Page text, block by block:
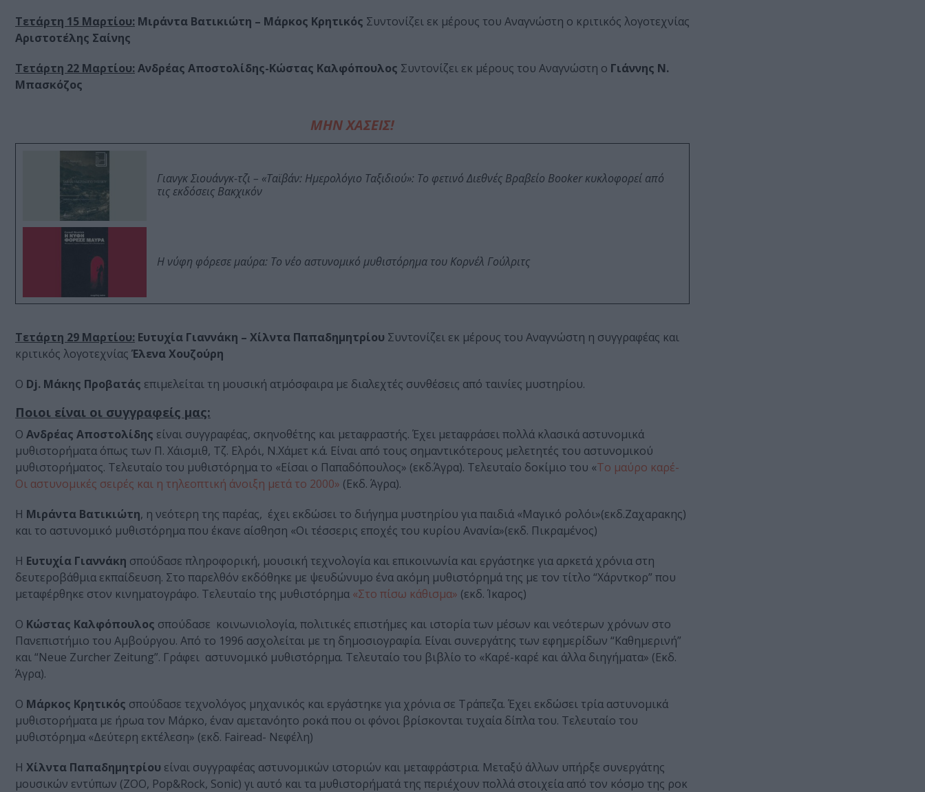
Τετάρτη 15 Μαρτίου: Μιράντα Βατικιώτη – Μάρκος Κρητικός Συντονίζει εκ μέρους του Αναγνώστη ο κριτικός λογοτεχνίας
Αριστοτέλης Σαίνης
Τετάρτη 22 Μαρτίου: Ανδρέας Αποστολίδης-Κώστας Καλφόπουλος Συντονίζει εκ μέρους του Αναγνώστη ο Γιάννης Ν.
Μπασκόζος
ΜΗΝ ΧΑΣΕΙΣ!
Γιανγκ Σιουάνγκ-τζι – «Ταϊβάν: Ημερολόγιο Ταξιδιού»: Το φετινό Διεθνές Βραβείο Booker κυκλοφορεί από
τις εκδόσεις Βακχικόν
Η νύφη φόρεσε μαύρα: Το νέο αστυνομικό μυθιστόρημα του Κορνέλ Γούλριτς
Τετάρτη 29 Μαρτίου: Ευτυχία Γιαννάκη – Χίλντα Παπαδημητρίου Συντονίζει εκ μέρους του Αναγνώστη η συγγραφέας και
κριτικός λογοτεχνίας Έλενα Χουζούρη
Ο Dj. Μάκης Προβατάς επιμελείται τη μουσική ατμόσφαιρα με διαλεχτές συνθέσεις από ταινίες μυστηρίου.
Ποιοι είναι οι συγγραφείς μας:
Ο Ανδρέας Αποστολίδης είναι συγγραφέας, σκηνοθέτης και μεταφραστής. Έχει μεταφράσει πολλά κλασικά αστυνομικά
μυθιστορήματα όπως των Π. Χάισμιθ, Τζ. Ελρόι, Ν.Χάμετ κ.ά. Είναι από τους σημαντικότερους μελετητές του αστυνομικού
μυθιστορήματος. Τελευταίο του μυθιστόρημα το «Είσαι ο Παπαδόπουλος» (εκδ.Άγρα). Τελευταίο δοκίμιο του «Το μαύρο καρέ-
Οι αστυνομικές σειρές και η τηλεοπτική άνοιξη μετά το 2000» (Εκδ. Άγρα).
Η Μιράντα Βατικιώτη, η νεότερη της παρέας, έχει εκδώσει το διήγημα μυστηρίου για παιδιά «Μαγικό ρολόι»(εκδ.Ζαχαρακης)
και το αστυνομικό μυθιστόρημα που έκανε αίσθηση «Οι τέσσερις εποχές του κυρίου Ανανία»(εκδ. Πικραμένος)
Η Ευτυχία Γιαννάκη σπούδασε πληροφορική, μουσική τεχνολογία και επικοινωνία και εργάστηκε για αρκετά χρόνια στη
δευτεροβάθμια εκπαίδευση. Στο παρελθόν εκδόθηκε με ψευδώνυμο ένα ακόμη μυθιστόρημά της με τον τίτλο “Χάρντκορ” που
μεταφέρθηκε στον κινηματογράφο. Τελευταίο της μυθιστόρημα «Στο πίσω κάθισμα» (εκδ. Ίκαρος)
Ο Κώστας Καλφόπουλος σπούδασε κοινωνιολογία, πολιτικές επιστήμες και ιστορία των μέσων και νεότερων χρόνων στο
Πανεπιστήμιο του Αμβούργου. Από το 1996 ασχολείται με τη δημοσιογραφία. Είναι συνεργάτης των εφημερίδων “Καθημερινή”
και “Neue Zurcher Zeitung”. Γράφει αστυνομικό μυθιστόρημα. Τελευταίο του βιβλίο το «Καρέ-καρέ και άλλα διηγήματα» (Εκδ.
Άγρα).
Ο Μάρκος Κρητικός σπούδασε τεχνολόγος μηχανικός και εργάστηκε για χρόνια σε Τράπεζα. Έχει εκδώσει τρία αστυνομικά
μυθιστορήματα με ήρωα τον Μάρκο, έναν αμετανόητο ροκά που οι φόνοι βρίσκονται τυχαία δίπλα του. Τελευταίο του
μυθιστόρημα «Δεύτερη εκτέλεση» (εκδ. Fairead- Νεφέλη)
Η Χίλντα Παπαδημητρίου είναι συγγραφέας αστυνομικών ιστοριών και μεταφράστρια. Μεταξύ άλλων υπήρξε συνεργάτης
μουσικών εντύπων (ZOO, Pop&Rock, Sonic) γι αυτό και τα μυθιστορήματά της περιέχουν πολλά στοιχεία από τον κόσμο της ροκ